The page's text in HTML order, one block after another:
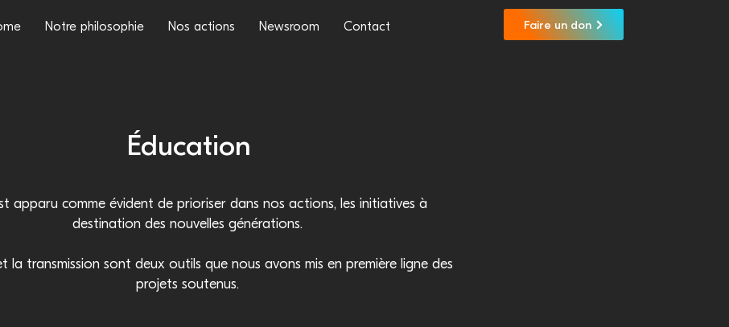
Notre philosophie Nos actions Newsroom Contact Faire un don
Éducation
apparu comme évident de prioriser dans nos actions, les initiatives à
destination des nouvelles générations.
la transmission sont deux outils que nous avons mis en première ligne des
projets soutenus.